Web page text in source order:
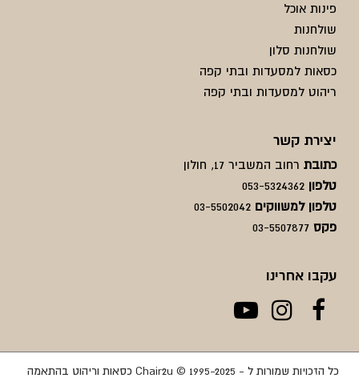
פינות אוכל
שולחנות
שולחנות סלון
כסאות למסעדות ובתי קפה
ריהוט למסעדות ובתי קפה
יצירת קשר
כתובת רחוב המשביר 17, חולון
טלפון 053-5324362
טלפון למשווקים 03-5502042
פקס 03-5507877
עקבו אחרינו
כל הזכויות שמורות ל - Chair2u © 1995-2025 כסאות וריהוט בהתאמה